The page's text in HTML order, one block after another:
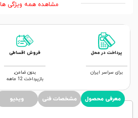
مشاهده همه ویژگی ها
پرداخت در محل
برای سراسر ایران
فروش اقساطی
بدون ضامن,
بازپرداخت 12 ماهه
معرفی محصول مشخصات فنی ویدیو